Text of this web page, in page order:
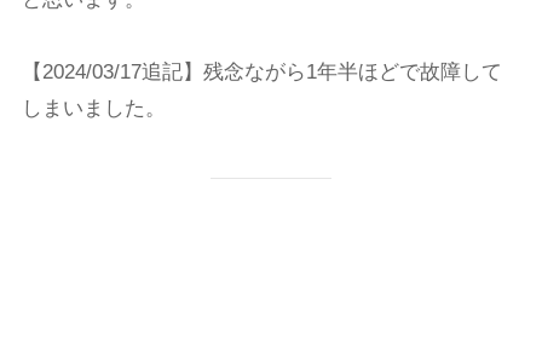
【2024/03/17追記】残念ながら1年半ほどで故障して
しまいました。